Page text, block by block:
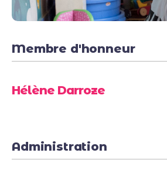
Membre d'honneur
Hélène Darroze
Administration